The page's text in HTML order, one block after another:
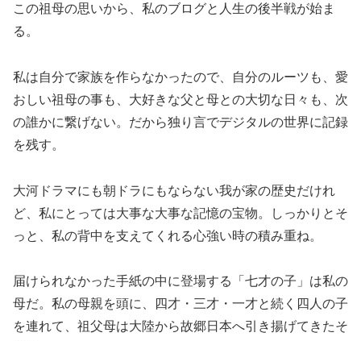
この祖母の思いから、私のブログと人生の後半戦が始ま
る。
私は自分で家族を作らなかったので、自分のルーツも、愛
おしい祖母の事も、大好きな父と母との大切な日々も、次
の誰かに繋げない。だから独り言でデジタルの世界に記録
を残す。
大河ドラマにも朝ドラにもならない我が家の歴史だけれ
ど、私にとっては大事な大事な記憶の宝物。しっかりとそ
っと、私の背中を支えてくれる心強い時の積み重ね。
届けられなかった手紙の中に登場する「七才の子」は私の
母だ。私の母親を頭に、四才・三才・一才と続く四人の子
を連れて、祖父母は大陸から故郷日本へ引き揚げてきたそ